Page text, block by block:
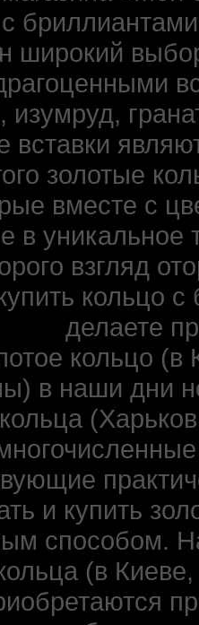
широкий
изумруд,
вставки
золотые
вместе с
в уникальное
взгляд
кольцо
делаете
кольцо
в наши дни
и купить
способом.
(в